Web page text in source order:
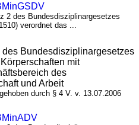
2 des Bundesdisziplinargesetzes
verordnet das ...
Bundesdisziplinargesetzes
mit
des
und Arbeit
durch § 4 V. v. 13.07.2006